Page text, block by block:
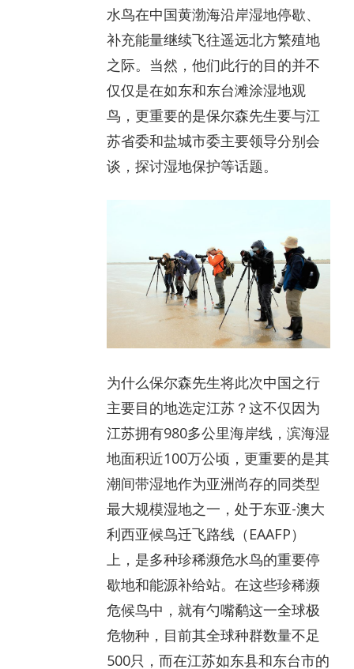
水鸟在中国黄渤海沿岸湿地停歇、
补充能量继续飞往遥远北方繁殖地
之际。当然，他们此行的目的并不
仅仅是在如东和东台滩涂湿地观
鸟，更重要的是保尔森先生要与江
苏省委和盐城市委主要领导分别会
谈，探讨湿地保护等话题。
为什么保尔森先生将此次中国之行
主要目的地选定江苏？这不仅因为
江苏拥有980多公里海岸线，滨海湿
地面积近100万公顷，更重要的是其
潮间带湿地作为亚洲尚存的同类型
最大规模湿地之一，处于东亚-澳大
利西亚候鸟迁飞路线（EAAFP）
上，是多种珍稀濒危水鸟的重要停
歇地和能源补给站。在这些珍稀濒
危候鸟中，就有勺嘴鹬这一全球极
危物种，目前其全球种群数量不足
500只，而在江苏如东县和东台市的